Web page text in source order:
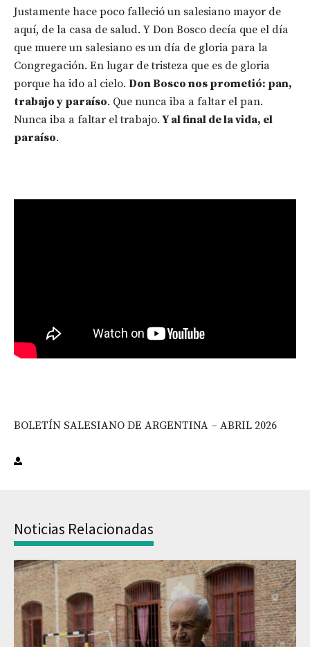
Justamente hace poco falleció un salesiano mayor de
aquí, de la casa de salud. Y Don Bosco decía que el día
que muere un salesiano es un día de gloria para la
Congregación. En lugar de tristeza que es de gloria
porque ha ido al cielo. Don Bosco nos prometió: pan,
trabajo y paraíso. Que nunca iba a faltar el pan.
Nunca iba a faltar el trabajo. Y al final de la vida, el
paraíso.
BOLETÍN SALESIANO DE ARGENTINA – ABRIL 2026
Noticias Relacionadas